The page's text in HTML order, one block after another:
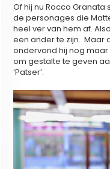
Of hij nu Rocco Granata
de personages die
heel ver van hem af.
een ander te zijn. Maar
ondervond hij nog
om gestalte te geven
‘Patser’.